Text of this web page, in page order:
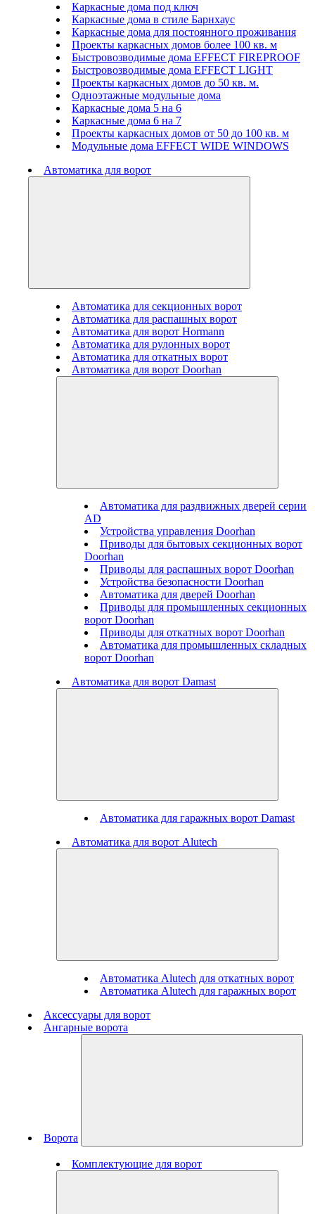
Каркасные дома под ключ
Каркасные дома в стиле Барнхаус
Каркасные дома для постоянного проживания
Проекты каркасных домов более 100 кв. м
Быстровозводимые дома EFFECT FIREPROOF
Быстровозводимые дома EFFECT LIGHT
Проекты каркасных домов до 50 кв. м.
Одноэтажные модульные дома
Каркасные дома 5 на 6
Каркасные дома 6 на 7
Проекты каркасных домов от 50 до 100 кв. м
Модульные дома EFFECT WIDE WINDOWS
Автоматика для ворот
Автоматика для секционных ворот
Автоматика для распашных ворот
Автоматика для ворот Hormann
Автоматика для рулонных ворот
Автоматика для откатных ворот
Автоматика для ворот Doorhan
Автоматика для раздвижных дверей серии
AD
Устройства управления Doorhan
Приводы для бытовых секционных ворот
Doorhan
Приводы для распашных ворот Doorhan
Устройства безопасности Doorhan
Автоматика для дверей Doorhan
Приводы для промышленных секционных
ворот Doorhan
Приводы для откатных ворот Doorhan
Автоматика для промышленных складных
ворот Doorhan
Автоматика для ворот Damast
Автоматика для гаражных ворот Damast
Автоматика для ворот Alutech
Автоматика Alutech для откатных ворот
Автоматика Alutech для гаражных ворот
Аксессуары для ворот
Ангарные ворота
Ворота
Комплектующие для ворот